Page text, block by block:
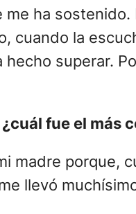
ha sostenido.
cuando la
superar.
fue el más
madre porque,
llevó